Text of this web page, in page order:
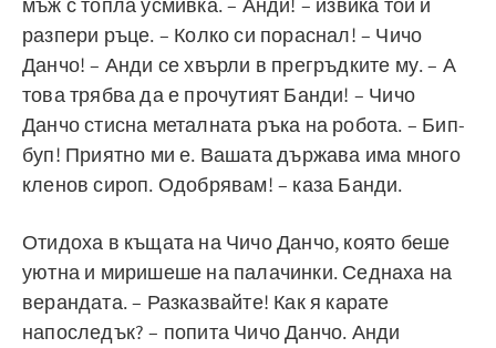
мъж с топла усмивка. – Анди! – извика той и
разпери ръце. – Колко си пораснал! – Чичо
Данчо! – Анди се хвърли в прегръдките му. – А
това трябва да е прочутият Банди! – Чичо
Данчо стисна металната ръка на робота. – Бип-
буп! Приятно ми е. Вашата държава има много
кленов сироп. Одобрявам! – каза Банди.
Отидоха в къщата на Чичо Данчо, която беше
уютна и миришеше на палачинки. Седнаха на
верандата. – Разказвайте! Как я карате
напоследък? – попита Чичо Данчо. Анди